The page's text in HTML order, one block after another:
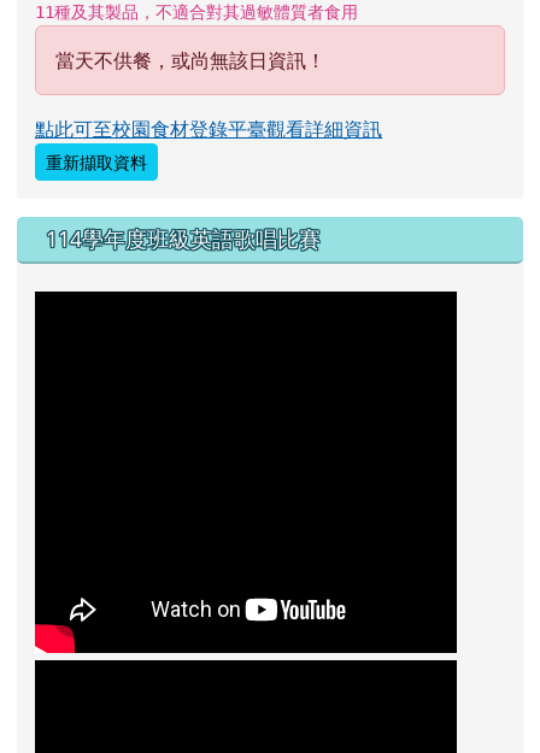
11種及其製品，不適合對其過敏體質者食用
當天不供餐，或尚無該日資訊！
點此可至校園食材登錄平臺觀看詳細資訊
重新擷取資料
114學年度班級英語歌唱比賽